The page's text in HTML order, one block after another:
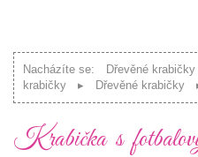
Nacházíte se: Dřevěné krabičky
krabičky
Dřevěné krabičky
Krabička s